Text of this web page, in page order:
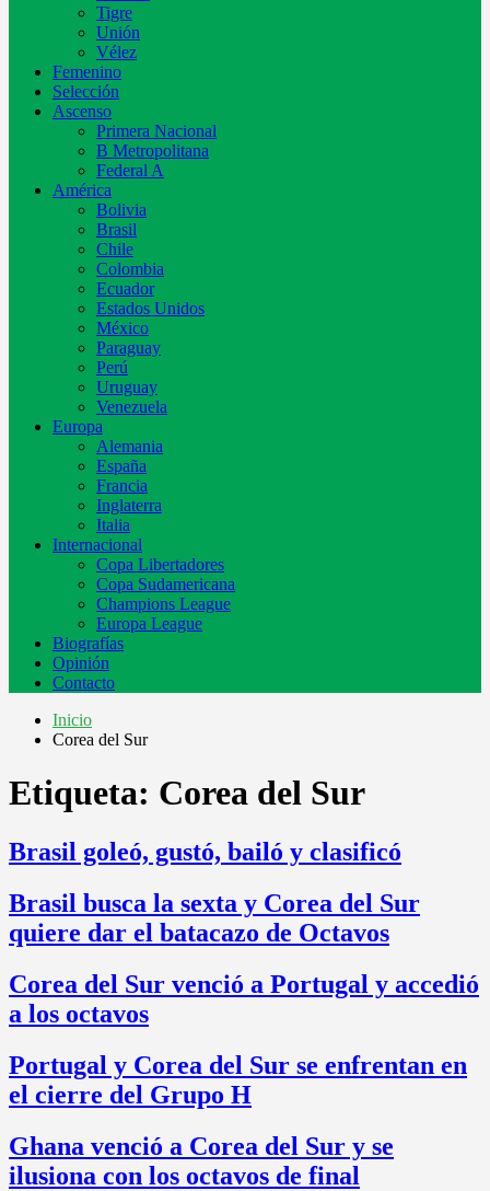
Tigre
Unión
Vélez
Femenino
Selección
Ascenso
Primera Nacional
B Metropolitana
Federal A
América
Bolivia
Brasil
Chile
Colombia
Ecuador
Estados Unidos
México
Paraguay
Perú
Uruguay
Venezuela
Europa
Alemania
España
Francia
Inglaterra
Italia
Internacional
Copa Libertadores
Copa Sudamericana
Champions League
Europa League
Biografías
Opinión
Contacto
Inicio
Corea del Sur
Etiqueta: Corea del Sur
Brasil goleó, gustó, bailó y clasificó
Brasil busca la sexta y Corea del Sur
quiere dar el batacazo de Octavos
Corea del Sur venció a Portugal y accedió
a los octavos
Portugal y Corea del Sur se enfrentan en
el cierre del Grupo H
Ghana venció a Corea del Sur y se
ilusiona con los octavos de final